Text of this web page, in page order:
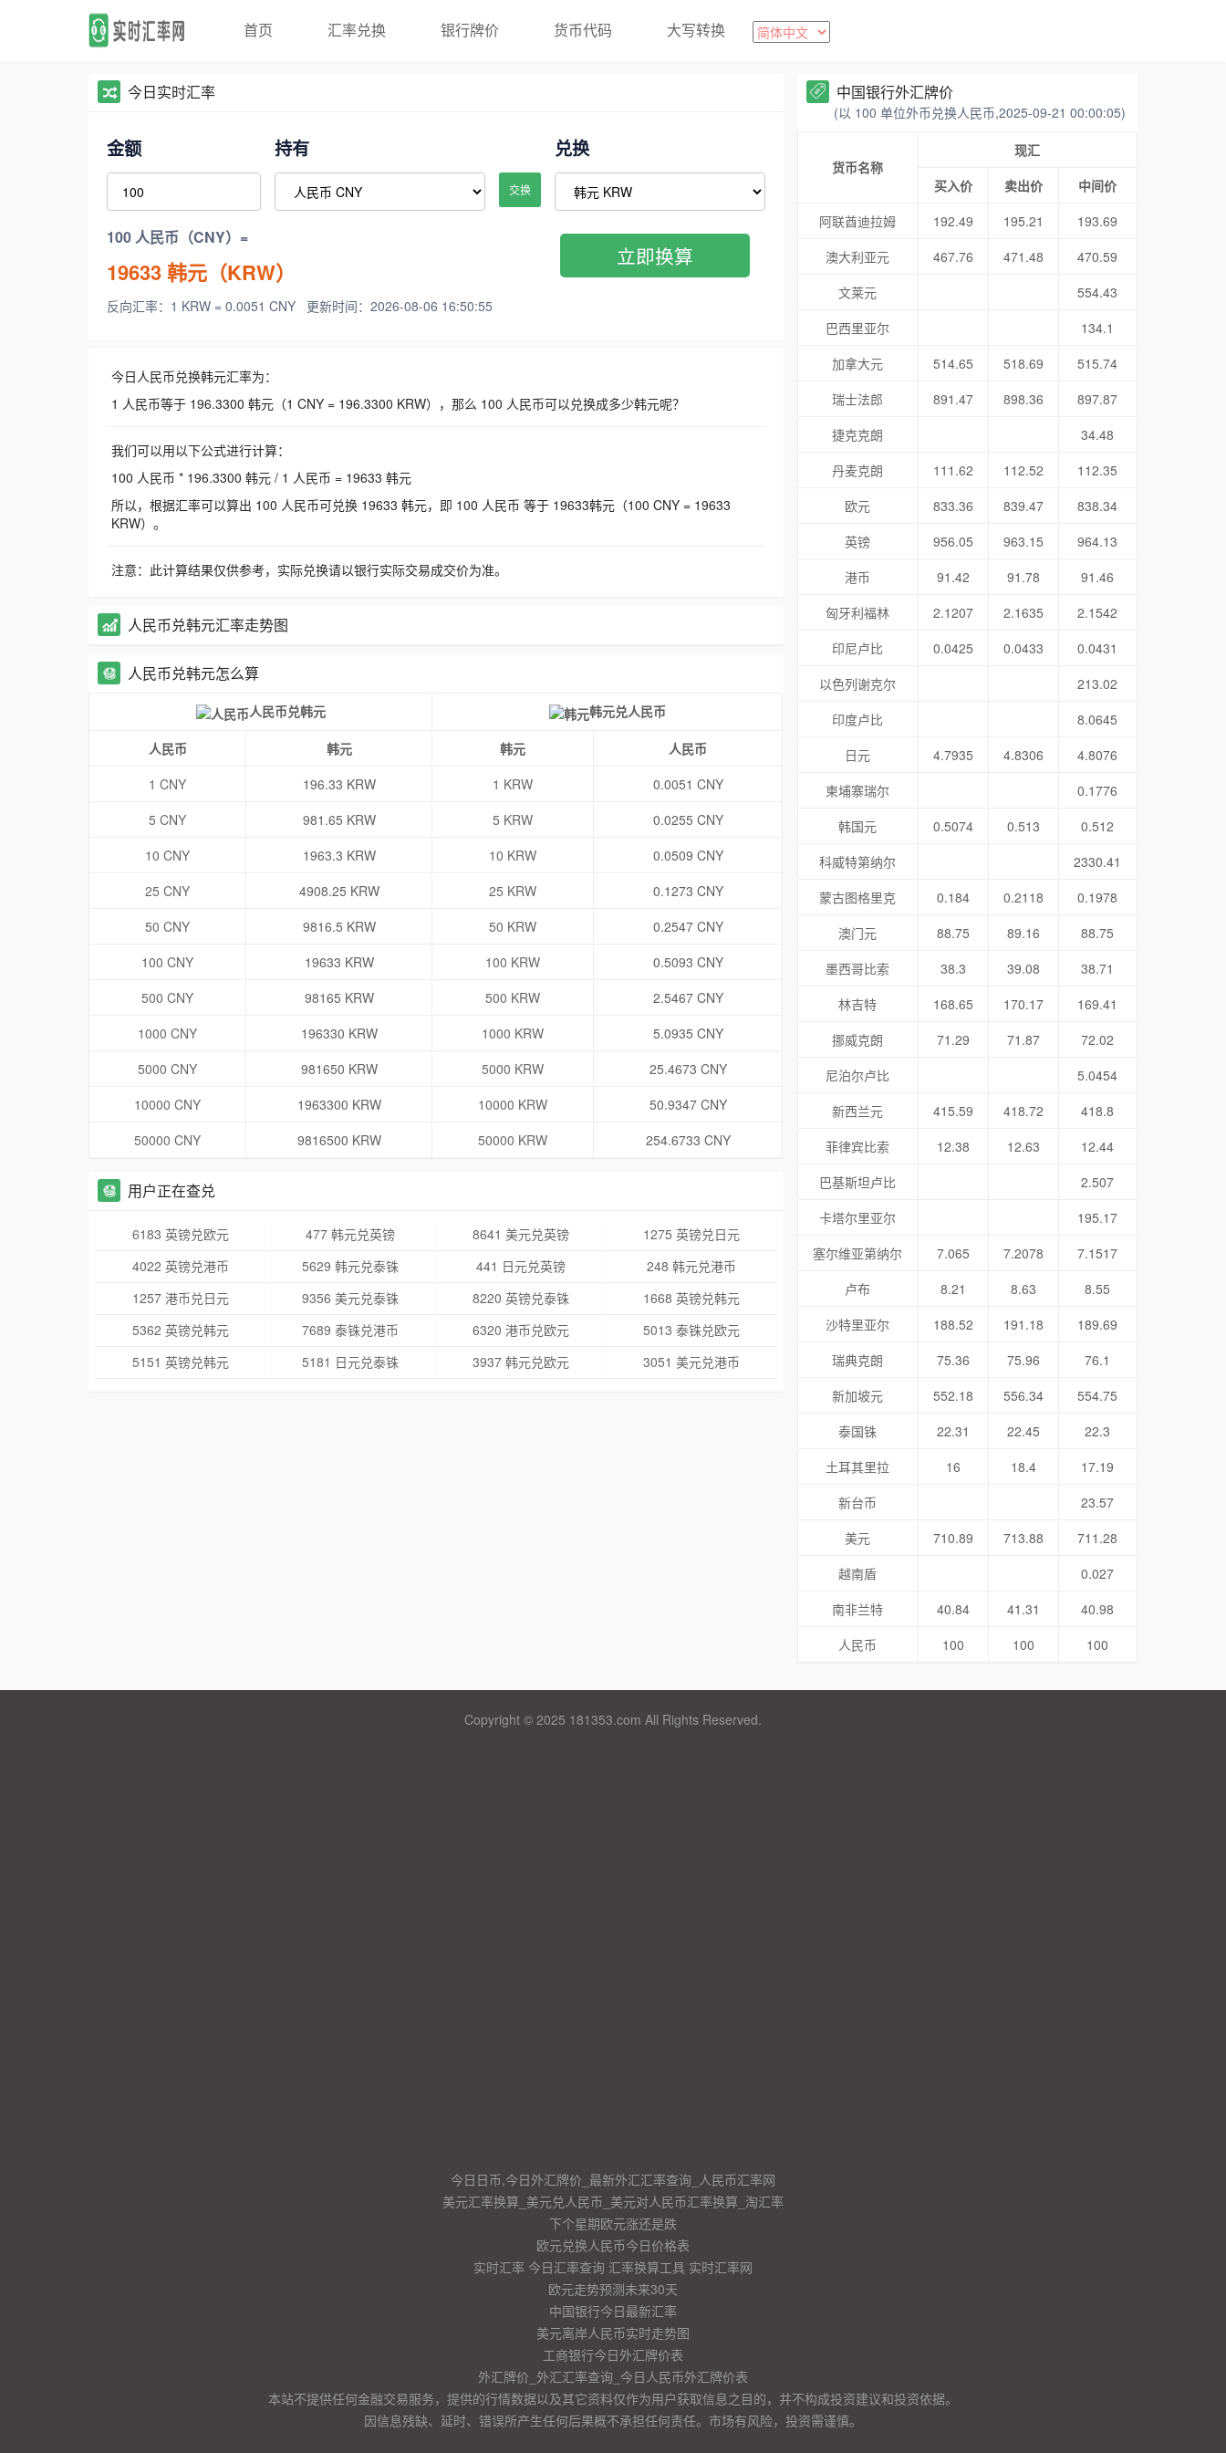
首页 汇率兑换 银行牌价 货币代码 大写转换
今日实时汇率
金额 持有
交换
兑换
100 人民币（CNY）=
19633韩元（KRW）
反向汇率：1 KRW = 0.0051 CNY 更新时间：2026-08-06 16:50:55
立即换算
今日人民币兑换韩元汇率为：
1 人民币等于 196.3300 韩元（1 CNY = 196.3300 KRW），那么 100 人民币可以兑换成多少韩元呢？
我们可以用以下公式进行计算：
100 人民币 * 196.3300 韩元 / 1 人民币 = 19633 韩元
所以，根据汇率可以算出 100 人民币可兑换 19633 韩元，即 100 人民币 等于 19633韩元（100 CNY = 19633
KRW）。
注意：此计算结果仅供参考，实际兑换请以银行实际交易成交价为准。
人民币兑韩元汇率走势图
人民币兑韩元怎么算
人民币兑韩元 韩元兑人民币
人民币 韩元 韩元
人民币
1 CNY
196.33 KRW 1 KRW
0.0051 CNY
5 CNY
981.65 KRW 5 KRW
0.0255 CNY
10 CNY
1963.3 KRW 10 KRW
0.0509 CNY
25 CNY
4908.25 KRW 25 KRW
0.1273 CNY
50 CNY
9816.5 KRW 50 KRW
0.2547 CNY
100 CNY
19633 KRW 100 KRW
0.5093 CNY
500 CNY
98165 KRW 500 KRW
2.5467 CNY
1000 CNY
196330 KRW 1000 KRW
5.0935 CNY
5000 CNY
981650 KRW 5000 KRW
25.4673 CNY
10000 CNY
1963300 KRW 10000 KRW
50.9347 CNY
50000 CNY
9816500 KRW 50000 KRW 254.6733 CNY
用户正在查兑
6183 英镑兑欧元 477 韩元兑英镑 8641 美元兑英镑
1275 英镑兑日元
4022 英镑兑港币
5629 韩元兑泰铢 441 日元兑英镑
248 韩元兑港币
1257 港币兑日元
9356 美元兑泰铢 8220 英镑兑泰铢
1668 英镑兑韩元
5362 英镑兑韩元
7689 泰铢兑港币 6320 港币兑欧元
5013 泰铢兑欧元
5151 英镑兑韩元
5181 日元兑泰铢 3937 韩元兑欧元 3051 美元兑港币
中国银行外汇牌价
(以 100 单位外币兑换人民币,2025-09-21 00:00:05)
货币名称
现汇
买入价
卖出价
中间价
阿联酋迪拉姆
192.49 195.21
193.69
澳大利亚元
467.76 471.48
470.59
文莱元
554.43
巴西里亚尔
134.1
加拿大元
514.65 518.69
515.74
瑞士法郎
891.47 898.36
897.87
捷克克朗
34.48
丹麦克朗
111.62 112.52
112.35
欧元
833.36 839.47
838.34
英镑
956.05 963.15
964.13
港币
91.42 91.78
91.46
匈牙利福林
2.1207 2.1635
2.1542
印尼卢比
0.0425 0.0433
0.0431
以色列谢克尔
213.02
印度卢比
8.0645
日元
4.7935 4.8306
4.8076
柬埔寨瑞尔
0.1776
韩国元
0.5074 0.513
0.512
科威特第纳尔
2330.41
蒙古图格里克
0.184 0.2118
0.1978
澳门元
88.75 89.16
88.75
墨西哥比索
38.3 39.08
38.71
林吉特
168.65 170.17
169.41
挪威克朗
71.29 71.87
72.02
尼泊尔卢比
5.0454
新西兰元
415.59 418.72
418.8
菲律宾比索
12.38 12.63
12.44
巴基斯坦卢比
2.507
卡塔尔里亚尔
195.17
塞尔维亚第纳尔
7.065 7.2078
7.1517
卢布
8.21 8.63
8.55
沙特里亚尔
188.52 191.18
189.69
瑞典克朗
75.36 75.96
76.1
新加坡元
552.18 556.34
554.75
泰国铢
22.31 22.45
22.3
土耳其里拉
16 18.4
17.19
新台币
23.57
美元
710.89 713.88
711.28
越南盾
0.027
南非兰特
40.84 41.31
40.98
人民币
100 100 100
Copyright © 2025 181353.com All Rights Reserved.
今日日币,今日外汇牌价_最新外汇汇率查询_人民币汇率网
美元汇率换算_美元兑人民币_美元对人民币汇率换算_淘汇率
下个星期欧元涨还是跌
欧元兑换人民币今日价格表
实时汇率 今日汇率查询 汇率换算工具 实时汇率网
欧元走势预测未来30天
中国银行今日最新汇率
美元离岸人民币实时走势图
工商银行今日外汇牌价表
外汇牌价_外汇汇率查询_今日人民币外汇牌价表
本站不提供任何金融交易服务，提供的行情数据以及其它资料仅作为用户获取信息之目的，并不构成投资建议和投资依据。
因信息残缺、延时、错误所产生任何后果概不承担任何责任。市场有风险，投资需谨慎。